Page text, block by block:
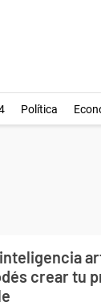
Política
crear tu